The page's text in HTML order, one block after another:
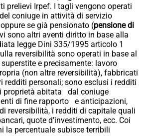
prelievi Irpef. I tagli vengono operati
coniuge in attività di servizio
se già pensionato (pensione di
sono altri aventi diritto in base alla
legge Dini 335/1995 articolo 1
reversibilità sono operati in base al
e precisamente: lavoro
(non altre reversibilità), fabbricati
redditi personali; sono esclusi i redditi
proprietà abitata dal coniuge
di fine rapporto e anticipazioni,
reversibilità, i redditi di capitale quali
quote d’investimento, ecc. Coi
la percentuale subisce terribili